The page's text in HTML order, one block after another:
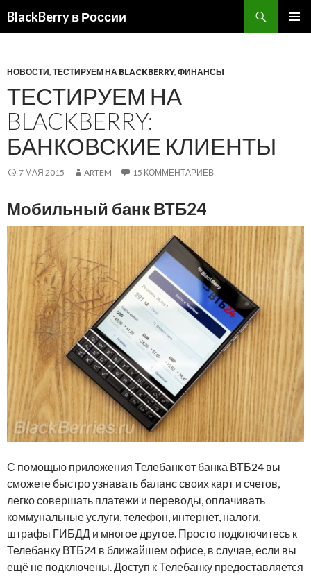
BlackBerry в России
НОВОСТИ, ТЕСТИРУЕМ НА BLACKBERRY, ФИНАНСЫ
ТЕСТИРУЕМ НА
BLACKBERRY:
БАНКОВСКИЕ КЛИЕНТЫ
7 МАЯ 2015 ARTEM 15 КОММЕНТАРИЕВ
Мобильный банк ВТБ24
С помощью приложения Телебанк от банка ВТБ24 вы
сможете быстро узнавать баланс своих карт и счетов,
легко совершать платежи и переводы, оплачивать
коммунальные услуги, телефон, интернет, налоги,
штрафы ГИБДД и многое другое. Просто подключитесь к
Телебанку ВТБ24 в ближайшем офисе, в случае, если вы
ещё не подключены. Доступ к Телебанку предоставляется